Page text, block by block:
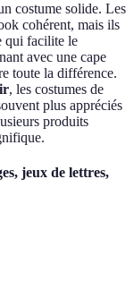
costume solide. Les
cohérent, mais ils
qui facilite le
avec une cape
toute la différence.
, les costumes de
plus appréciés
produits
jeux de lettres,